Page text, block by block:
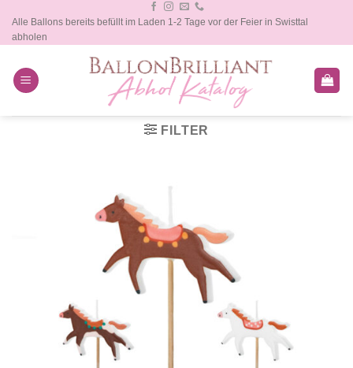
Inhalt
springen
Alle Ballons bereits befüllt im Laden 1-2 Tage vor der Feier in Swisttal
abholen
FILTER